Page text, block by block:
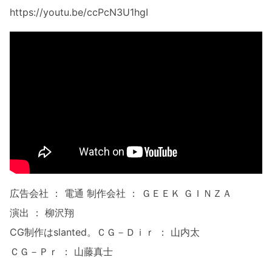
https://youtu.be/ccPcN3U1hgI
広告会社 ： 電通 制作会社 ： ＧＥＥＫ ＧＩＮＺＡ
演出 ： 柳沢翔
CG制作はslanted。ＣＧ－Ｄｉｒ ： 山内太
ＣＧ－Ｐｒ ： 山藤真士